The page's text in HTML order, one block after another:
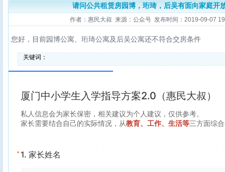
请问公共租赁房园博，珩琦，后吴有面向家庭开
作者：惠民大叔 来源：公众号 发布时间：2019-09-07
您好，目前园博公寓、珩琦公寓及后吴公寓还不符合交房条件
关键词：